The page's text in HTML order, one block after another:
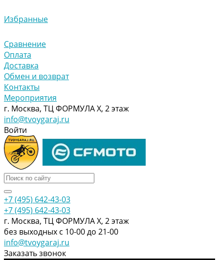
Избранные
Сравнение
Оплата
Доставка
Обмен и возврат
Контакты
Мероприятия
г. Москва, ТЦ ФОРМУЛА Х, 2 этаж
info@tvoygaraj.ru
Войти
+7 (495) 642-43-03
+7 (495) 642-43-03
г. Москва, ТЦ ФОРМУЛА Х, 2 этаж
без выходных с 10-00 до 21-00
info@tvoygaraj.ru
Заказать звонок